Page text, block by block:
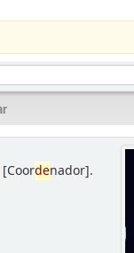
[Coordenador].